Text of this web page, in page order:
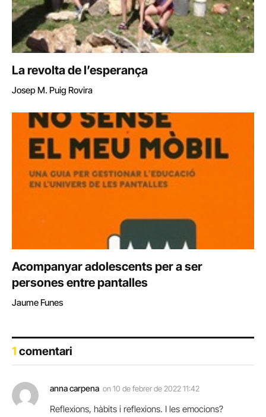
La revolta de l’esperança
Josep M. Puig Rovira
Acompanyar adolescents per a ser
persones entre pantalles
Jaume Funes
1 comentari
anna carpena on10 de febrer de 2022 11:42
Reflexions, hàbits i reflexions. I les emocions?